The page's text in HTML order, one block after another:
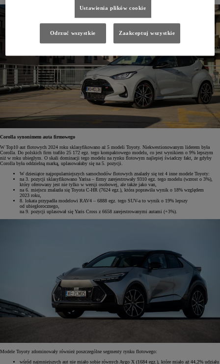
Corolla synonimem auta firmowego
W Top10 aut flotowych 2024 roku sklasyfikowano aż 5 modeli Toyoty. Niekwestionowanym liderem była
Corolla. Do polskich firm trafiło 25 172 egz. tego kompaktowego modelu, co jest wynikiem o 9% lepszym
niż w roku ubiegłym. O skali dominacji tego modelu na rynku flotowym najlepiej świadczy fakt, że gdyby
Corolla była oddzielną marką, uplasowałaby się na 5. pozycji.
W dziesiątce najpopularniejszych samochodów flotowych znalazły się też 4 inne modele Toyoty:
na 3. pozycji sklasyfikowano Yarisa – firmy zarejestrowały 9310 egz. tego modelu (wzrost o 3%),
który oferowany jest nie tylko w wersji osobowej, ale także jako van,
na 6. miejscu znalazła się Toyota C-HR (7624 egz.), która poprawiła wynik o 18% względem
2023 roku,
8. lokata przypadła modelowi RAV4 – 6888 egz. tego SUV-a to wynik o 19% lepszy
od ubiegłorocznego,
na 9. pozycji uplasował się Yaris Cross z 6658 zarejestrowanymi autami (+3%).
Modele Toyoty zdominowały również poszczególne segmenty rynku flotowego:
wśród najmniejszych aut nie miało sobie równych Aygo X (1684 egz.), które miało aż 44,2% udziału
Ustawienia plików cookie
Odrzuć wszystkie Zaakceptuj wszystkie